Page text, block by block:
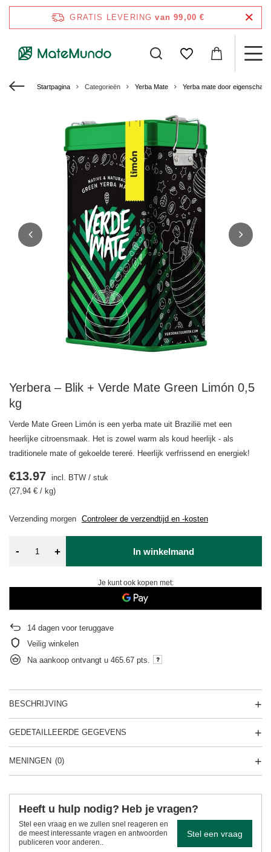
GRATIS LEVERING van 99,00 €
Startpagina Categorieën Yerba Mate Yerba mate door
Yerbera – Blik + Verde Mate Green Limón 0,5
kg
Verde Mate Green Limón is een yerba mate uit Brazilië met een
heerlijke citroensmaak. Het is zowel warm als koud heerlijk - als
traditionele mate of gekoelde tereré. Heerlijk verfrissend en energiek!
Verzending morgen Controleer de verzendtijd en -kosten
€13.97 incl. BTW / stuk
(27,94 € / kg)
- + In winkelmand
Je kunt ook kopen met:
14 dagen voor teruggave
Veilig winkelen
Na aankoop ontvangt u 465.67 pts.
BESCHRIJVING
GEDETAILLEERDE GEGEVENS
MENINGEN (0)
Heeft u hulp nodig? Heb je vragen?
Stel een vraag en we zullen snel reageren en
de meest interessante vragen en antwoorden
publiceren voor anderen..
Stel een vraag